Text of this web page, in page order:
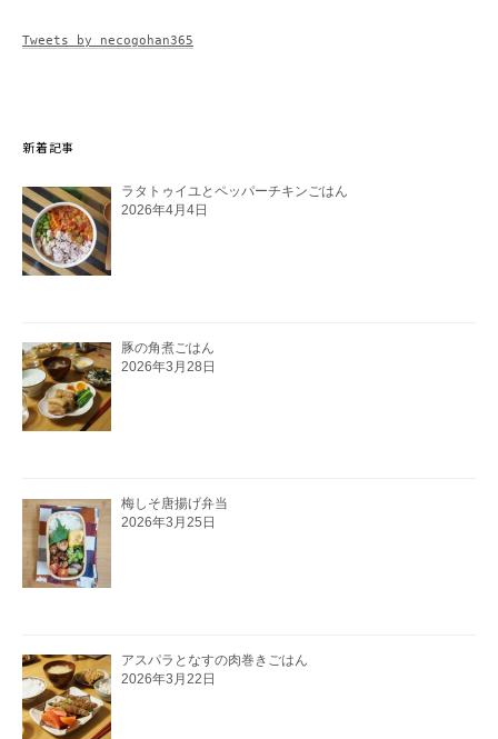
Tweets by necogohan365
新着記事
ラタトゥイユとペッパーチキンごはん
2026年4月4日
豚の角煮ごはん
2026年3月28日
梅しそ唐揚げ弁当
2026年3月25日
アスパラとなすの肉巻きごはん
2026年3月22日